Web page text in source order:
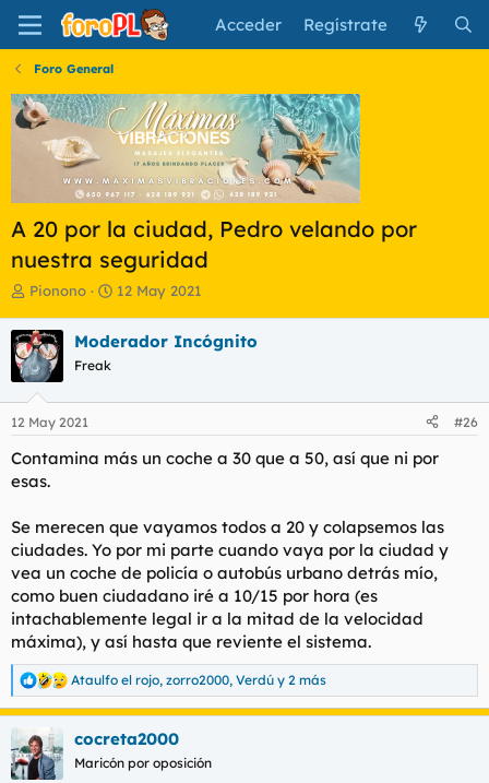
Acceder Regístrate
Foro General
A 20 por la ciudad, Pedro velando por
nuestra seguridad
I
i
c
i
a
d
o
d
e
t
e
a
Pionono
F
h
e
i
o
12 May 2021
Moderador Incógnito
Freak
12 May 2021 #26
Contamina más un coche a 30 que a 50, así que ni por
esas.
Se merecen que vayamos todos a 20 y colapsemos las
ciudades. Yo por mi parte cuando vaya por la ciudad y
vea un coche de policía o autobús urbano detrás mío,
como buen ciudadano iré a 10/15 por hora (es
intachablemente legal ir a la mitad de la velocidad
máxima), y así hasta que reviente el sistema.
R
e
a
c
c
i
Ataulfo el rojo, zorro2000, Verdú y 2 más
cocreta2000
Maricón por oposición